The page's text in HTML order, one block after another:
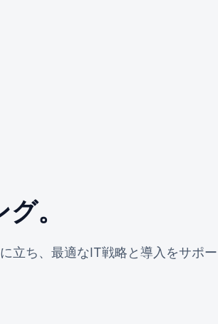
。
立ち、最適なIT戦略と導入をサポー